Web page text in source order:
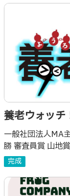
養老ウォッチ
一般社団法人MA
勝 審査員賞 山地賞受賞作品 キャッシ
通貨養老コインで
完成